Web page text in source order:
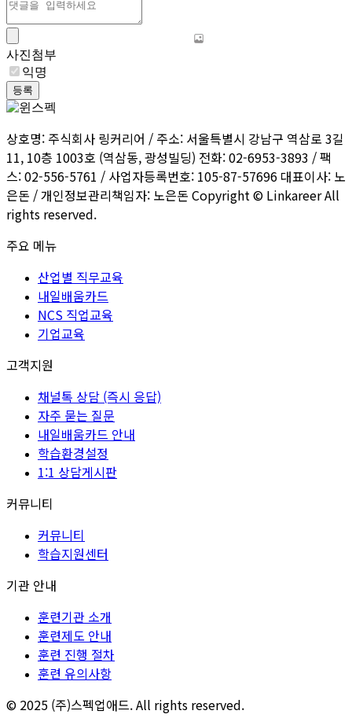
사진첨부
익명
등록
상호명: 주식회사 링커리어 / 주소: 서울특별시 강남구 역삼로 3길
11, 10층 1003호 (역삼동, 광성빌딩) 전화: 02-6953-3893 / 팩
스: 02-556-5761 / 사업자등록번호: 105-87-57696 대표이사: 노
은돈 / 개인정보관리책임자: 노은돈 Copyright © Linkareer All
rights reserved.
주요 메뉴
산업별 직무교육
내일배움카드
NCS 직업교육
기업교육
고객지원
채널톡 상담 (즉시 응답)
자주 묻는 질문
내일배움카드 안내
학습환경설정
1:1 상담게시판
커뮤니티
커뮤니티
학습지원센터
기관 안내
훈련기관 소개
훈련제도 안내
훈련 진행 절차
훈련 유의사항
© 2025 (주)스펙업애드. All rights reserved.